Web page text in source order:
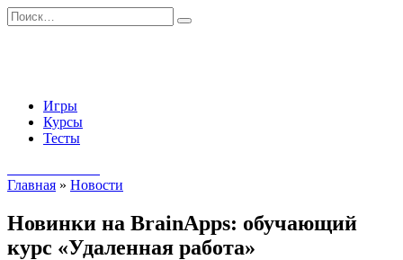
Перейти
к
Search
for:
Игры
Курсы
Тесты
Главная » Новости
Новинки на BrainApps: обучающий
курс «Удаленная работа»